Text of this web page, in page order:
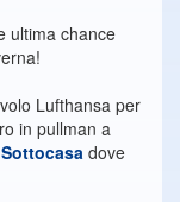
ultima chance
Lufthansa per
in pullman a
dove